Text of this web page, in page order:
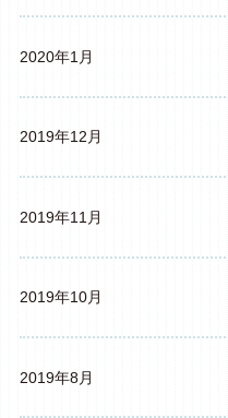
2020年1月
2019年12月
2019年11月
2019年10月
2019年8月